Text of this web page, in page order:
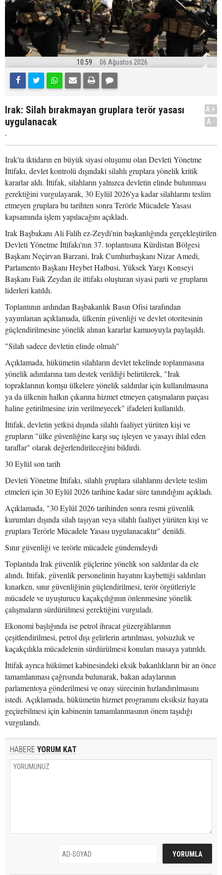
10:59 06 Ağustos 2026
Irak: Silah bırakmayan gruplara terör yasası
uygulanacak
.
A+
A-
Irak'ta iktidarın en büyük siyasi oluşumu olan Devleti Yönetme
İttifakı, devlet kontrolü dışındaki silahlı gruplara yönelik kritik
kararlar aldı. İttifak, silahların yalnızca devletin elinde bulunması
gerektiğini vurgulayarak, 30 Eylül 2026'ya kadar silahlarını teslim
etmeyen gruplara bu tarihten sonra Terörle Mücadele Yasası
kapsamında işlem yapılacağını açıkladı.
Irak Başbakanı Ali Falih ez-Zeydi'nin başkanlığında gerçekleştirilen
Devleti Yönetme İttifakı'nın 37. toplantısına Kürdistan Bölgesi
Başkanı Neçirvan Barzani, Irak Cumhurbaşkanı Nizar Amedi,
Parlamento Başkanı Heybet Halbusi, Yüksek Yargı Konseyi
Başkanı Faik Zeydan ile ittifakı oluşturan siyasi parti ve grupların
liderleri katıldı.
Toplantının ardından Başbakanlık Basın Ofisi tarafından
yayımlanan açıklamada, ülkenin güvenliği ve devlet otoritesinin
güçlendirilmesine yönelik alınan kararlar kamuoyuyla paylaşıldı.
"Silah sadece devletin elinde olmalı"
Açıklamada, hükümetin silahların devlet tekelinde toplanmasına
yönelik adımlarına tam destek verildiği belirtilerek, "Irak
topraklarının komşu ülkelere yönelik saldırılar için kullanılmasına
ya da ülkenin halkın çıkarına hizmet etmeyen çatışmaların parçası
haline getirilmesine izin verilmeyecek" ifadeleri kullanıldı.
İttifak, devletin yetkisi dışında silahlı faaliyet yürüten kişi ve
grupların "ülke güvenliğine karşı suç işleyen ve yasayı ihlal eden
taraflar" olarak değerlendirileceğini bildirdi.
30 Eylül son tarih
Devleti Yönetme İttifakı, silahlı gruplara silahlarını devlete teslim
etmeleri için 30 Eylül 2026 tarihine kadar süre tanındığını açıkladı.
Açıklamada, "30 Eylül 2026 tarihinden sonra resmi güvenlik
kurumları dışında silah taşıyan veya silahlı faaliyet yürüten kişi ve
gruplara Terörle Mücadele Yasası uygulanacaktır" denildi.
Sınır güvenliği ve terörle mücadele gündemdeydi
Toplantıda Irak güvenlik güçlerine yönelik son saldırılar da ele
alındı. İttifak, güvenlik personelinin hayatını kaybettiği saldırıları
kınarken, sınır güvenliğinin güçlendirilmesi, terör örgütleriyle
mücadele ve uyuşturucu kaçakçılığının önlenmesine yönelik
çalışmaların sürdürülmesi gerektiğini vurguladı.
Ekonomi başlığında ise petrol ihracat güzergâhlarının
çeşitlendirilmesi, petrol dışı gelirlerin artırılması, yolsuzluk ve
kaçakçılıkla mücadelenin sürdürülmesi konuları masaya yatırıldı.
İttifak ayrıca hükümet kabinesindeki eksik bakanlıkların bir an önce
tamamlanması çağrısında bulunarak, bakan adaylarının
parlamentoya gönderilmesi ve onay sürecinin hızlandırılmasını
istedi. Açıklamada, hükümetin hizmet programını eksiksiz hayata
geçirebilmesi için kabinenin tamamlanmasının önem taşıdığı
vurgulandı.
HABERE YORUM KAT